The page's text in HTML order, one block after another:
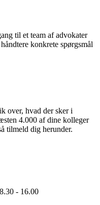
til et team af advokater
konkrete spørgsmål
over, hvad der sker i
4.000 af dine kolleger
tilmeld dig herunder.
- 16.00